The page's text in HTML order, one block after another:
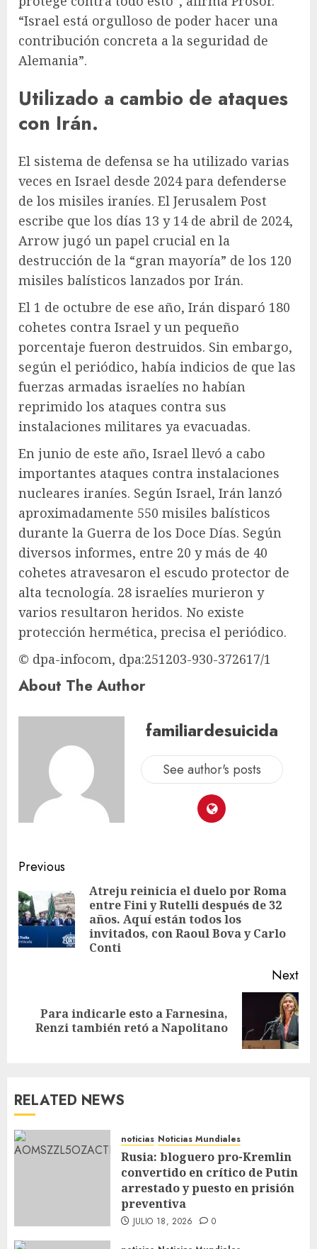
“Israel está orgulloso de poder hacer una
contribución concreta a la seguridad de
Alemania”.
Utilizado a cambio de ataques
con Irán.
El sistema de defensa se ha utilizado varias
veces en Israel desde 2024 para defenderse
de los misiles iraníes. El Jerusalem Post
escribe que los días 13 y 14 de abril de 2024,
Arrow jugó un papel crucial en la
destrucción de la “gran mayoría” de los 120
misiles balísticos lanzados por Irán.
El 1 de octubre de ese año, Irán disparó 180
cohetes contra Israel y un pequeño
porcentaje fueron destruidos. Sin embargo,
según el periódico, había indicios de que las
fuerzas armadas israelíes no habían
reprimido los ataques contra sus
instalaciones militares ya evacuadas.
En junio de este año, Israel llevó a cabo
importantes ataques contra instalaciones
nucleares iraníes. Según Israel, Irán lanzó
aproximadamente 550 misiles balísticos
durante la Guerra de los Doce Días. Según
diversos informes, entre 20 y más de 40
cohetes atravesaron el escudo protector de
alta tecnología. 28 israelíes murieron y
varios resultaron heridos. No existe
protección hermética, precisa el periódico.
© dpa-infocom, dpa:251203-930-372617/1
About The Author
familiardesuicida
See author's posts
Previous
Atreju reinicia el duelo por Roma
entre Fini y Rutelli después de 32
años. Aquí están todos los
invitados, con Raoul Bova y Carlo
Conti
Next
Para indicarle esto a Farnesina,
Renzi también retó a Napolitano
RELATED NEWS
noticias Noticias Mundiales
Rusia: bloguero pro-Kremlin
convertido en crítico de Putin
arrestado y puesto en prisión
preventiva
JULIO 18, 2026 0